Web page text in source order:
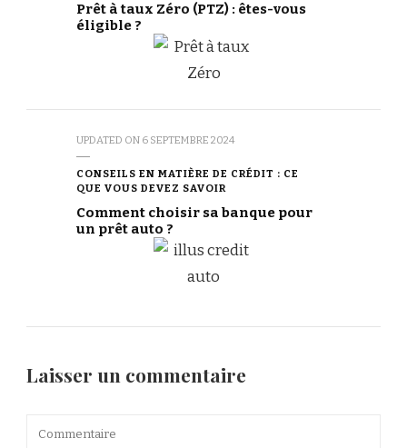
Prêt à taux Zéro (PTZ) : êtes-vous
éligible ?
UPDATED ON 6 SEPTEMBRE 2024
CONSEILS EN MATIÈRE DE CRÉDIT : CE
QUE VOUS DEVEZ SAVOIR
Comment choisir sa banque pour
un prêt auto ?
Laisser un commentaire